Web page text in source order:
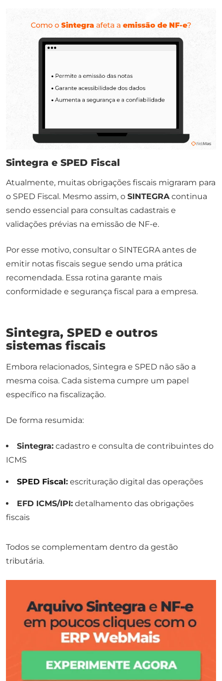
Sintegra e SPED Fiscal
Atualmente, muitas obrigações fiscais migraram para
o SPED Fiscal. Mesmo assim, o SINTEGRAcontinua
sendo essencial para consultas cadastrais e
validações prévias na emissão de NF-e.
Por esse motivo, consultar o SINTEGRA antes de
emitir notas fiscais segue sendo uma prática
recomendada. Essa rotina garante mais
conformidade e segurança fiscal para a empresa.
Sintegra, SPED e outros
sistemas fiscais
Embora relacionados, Sintegra e SPED não são a
mesma coisa. Cada sistema cumpre um papel
específico na fiscalização.
De forma resumida:
Sintegra: cadastro e consulta de contribuintes do
ICMS
SPED Fiscal: escrituração digital das operações
EFD ICMS/IPI: detalhamento das obrigações
fiscais
Todos se complementam dentro da gestão
tributária.